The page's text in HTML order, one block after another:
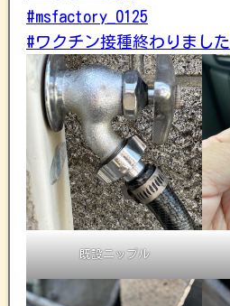
#msfactory_0125
#ワクチン接種終わりました
既設ニップル